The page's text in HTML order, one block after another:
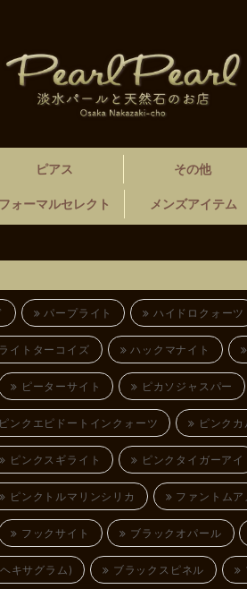
ピアス その他
フォーマルセレクト メンズアイテム
パープライト ハイドロクォーツ
イトターコイズ ハックマナイト
ピーターサイト ピカソジャスパー
ピンクエピドートインクォーツ ピンク
ピンクスギライト ピンクタイガーアイ
ピンクトルマリンシリカ ファントムア
フックサイト ブラックオパール
キサグラム) ブラックスピネル